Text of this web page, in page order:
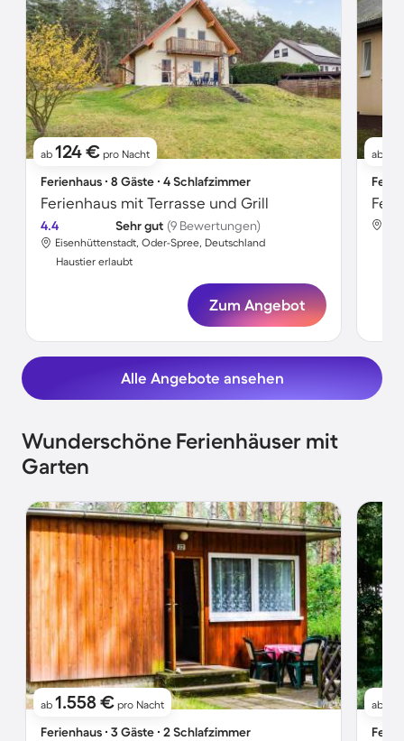
ab 124 € pro Nacht
Ferienhaus ∙ 8 Gäste ∙ 4 Schlafzimmer
Ferienhaus mit Terrasse und Grill
4.4 Sehr gut (9 Bewertungen)
Eisenhüttenstadt, Oder-Spree, Deutschland
Haustier erlaubt
Zum Angebot
ab
Alle Angebote ansehen
Wunderschöne Ferienhäuser mit
Garten
ab 1.558 € pro Nacht
Ferienhaus ∙ 3 Gäste ∙ 2 Schlafzimmer
ab